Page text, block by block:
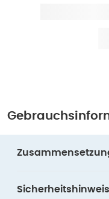
Sicherheitshinweis